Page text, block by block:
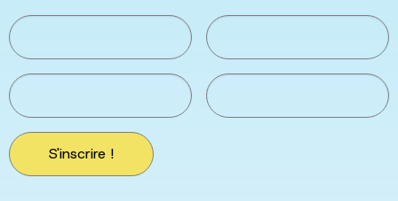
S'inscrire !